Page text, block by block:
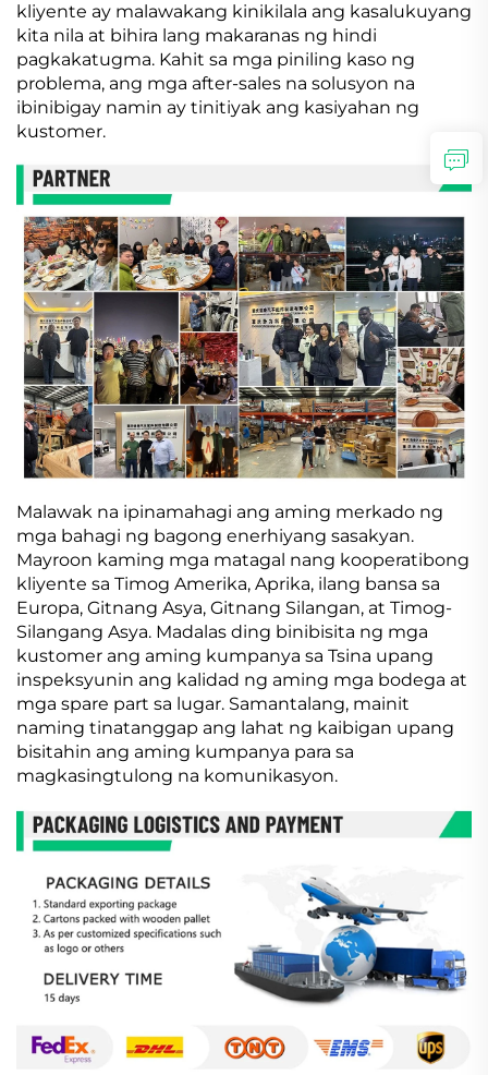
kliyente ay malawakang kinikilala ang kasalukuyang
kita nila at bihira lang makaranas ng hindi
pagkakatugma. Kahit sa mga piniling kaso ng
problema, ang mga after-sales na solusyon na
ibinibigay namin ay tinitiyak ang kasiyahan ng
kustomer.
Malawak na ipinamahagi ang aming merkado ng
mga bahagi ng bagong enerhiyang sasakyan.
Mayroon kaming mga matagal nang kooperatibong
kliyente sa Timog Amerika, Aprika, ilang bansa sa
Europa, Gitnang Asya, Gitnang Silangan, at Timog-
Silangang Asya. Madalas ding binibisita ng mga
kustomer ang aming kumpanya sa Tsina upang
inspeksyunin ang kalidad ng aming mga bodega at
mga spare part sa lugar. Samantalang, mainit
naming tinatanggap ang lahat ng kaibigan upang
bisitahin ang aming kumpanya para sa
magkasingtulong na komunikasyon.